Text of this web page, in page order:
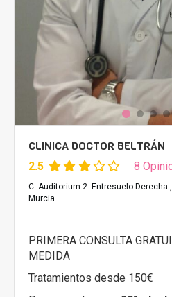
CLINICA DOCTOR BELTRÁN
2.5 8
C. Auditorium 2. Entresuelo Derecha.,
Murcia
PRIMERA CONSULTA
MEDIDA
Tratamientos desde 150€